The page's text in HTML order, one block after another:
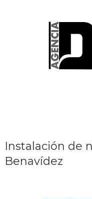
Instalación de
Benavídez